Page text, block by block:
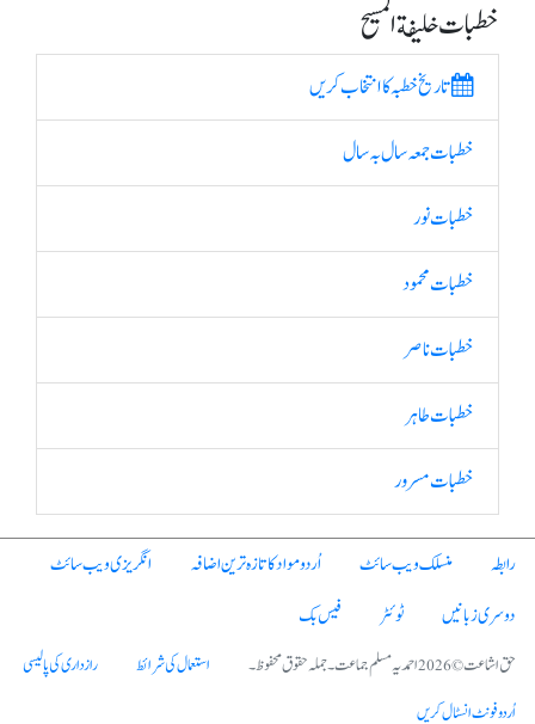
خطبات خلیفة المسیح
تاریخ خطبہ کا انتخاب کریں
خطبات جمعہ سال بہ سال
خطبات نور
خطبات محمود
خطبات ناصر
خطبات طاہر
خطبات مسرور
رابطہ منسلک ویب سائٹ اُردو مواد کا تازہ ترین اضافہ
انگریزی ویب سائٹ
دوسری زبانیں
ٹوئٹر فیس بک
حق اشاعت © 2026 احمدیہ مسلم جماعت۔ جملہ حقوق محفوظ۔ استعمال کی شرائط
رازداری کی پالیسی
اُردو فونٹ انسٹال کریں